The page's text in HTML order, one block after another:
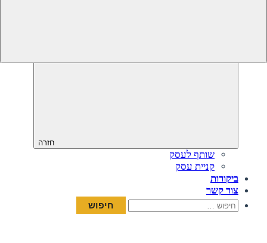
חזרה
שותף לעסק
קניית עסק
ביקורות
צור קשר
חיפוש: